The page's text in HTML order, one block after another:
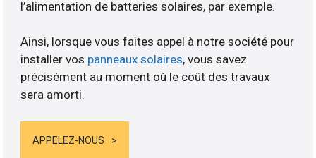
l’alimentation de batteries solaires, par exemple.
Ainsi, lorsque vous faites appel à notre société pour
installer vos panneaux solaires, vous savez
précisément au moment où le coût des travaux
sera amorti.
APPELEZ-NOUS